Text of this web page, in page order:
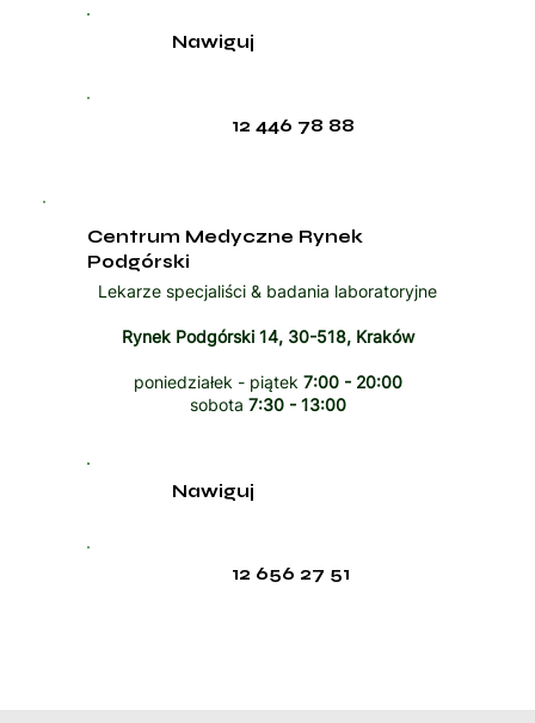
12 446 78 88
Nawiguj
Centrum Medyczne Rynek
Podgórski
Lekarze specjaliści & badania laboratoryjne
Rynek Podgórski 14, 30-518, Kraków
poniedziałek - piątek 7:00 - 20:00
sobota 7:30 - 13:00
12 656 27 51
Nawiguj